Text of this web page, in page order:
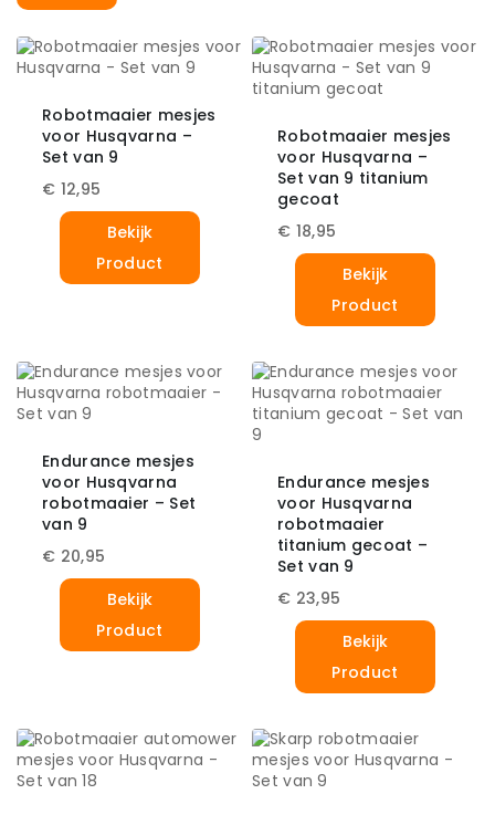
Robotmaaier mesjes
voor Husqvarna –
Set van 9
€ 12,95
Bekijk
Product
Robotmaaier mesjes
voor Husqvarna –
Set van 9 titanium
gecoat
€ 18,95
Bekijk
Product
Endurance mesjes
voor Husqvarna
robotmaaier – Set
van 9
€ 20,95
Bekijk
Product
Endurance mesjes
voor Husqvarna
robotmaaier
titanium gecoat –
Set van 9
€ 23,95
Bekijk
Product